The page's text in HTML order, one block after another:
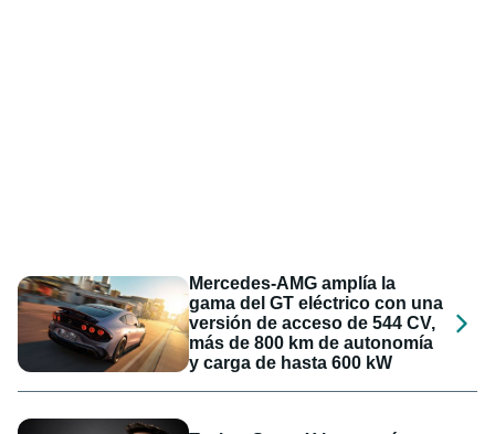
Mercedes-AMG amplía la
gama del GT eléctrico con una
versión de acceso de 544 CV,
más de 800 km de autonomía
y carga de hasta 600 kW